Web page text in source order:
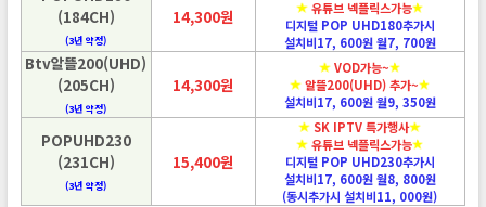
(184CH)
(3년 약정)
14,300원
유튜브 넥플릭스가능
디지털 POP UHD180추가시
설치비17, 600원 월7, 700원
Btv알뜰200(UHD)
(205CH)
(3년 약정)
14,300원
VOD가능~
알뜰200(UHD) 추가~
설치비17, 600원 월9, 350원
POPUHD230
(231CH)
(3년 약정)
15,400원
SK IPTV 특가행사
유튜브 넥플릭스가능
디지털 POP UHD230추가시
설치비17, 600원 월8, 800원
(동시추가시 설치비11, 000원)